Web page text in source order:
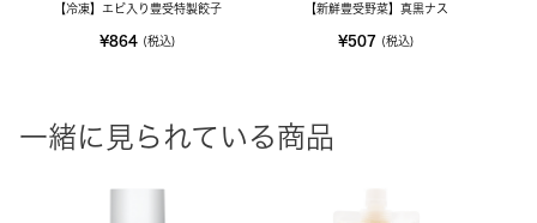
【冷凍】エビ入り豊受特製餃子
¥864 (税込)
【新鮮豊受野菜】真黒ナス
¥507 (税込)
一緒に見られている商品